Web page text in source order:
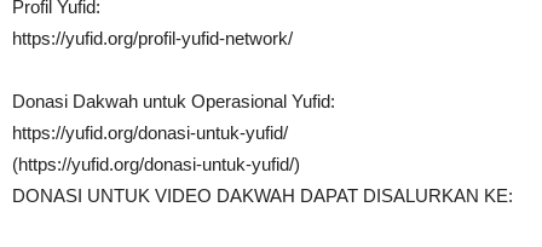
Profil Yufid:
https://yufid.org/profil-yufid-network/
Donasi Dakwah untuk Operasional Yufid:
https://yufid.org/donasi-untuk-yufid/
(https://yufid.org/donasi-untuk-yufid/)
DONASI UNTUK VIDEO DAKWAH DAPAT DISALURKAN KE: